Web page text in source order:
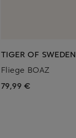
TIGER OF SWEDEN
Fliege BOAZ
79,99 €